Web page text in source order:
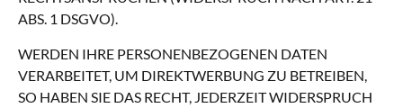
ABS. 1 DSGVO).
WERDEN IHRE PERSONENBEZOGENEN DATEN
VERARBEITET, UM DIREKTWERBUNG ZU BETREIBEN,
SO HABEN SIE DAS RECHT, JEDERZEIT WIDERSPRUCH